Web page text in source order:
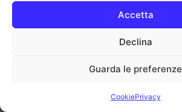
Accetta
Declina
Guarda le preferenze
CookiePrivacy